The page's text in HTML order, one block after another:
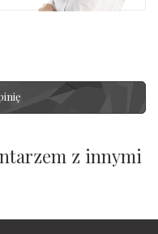
z innymi